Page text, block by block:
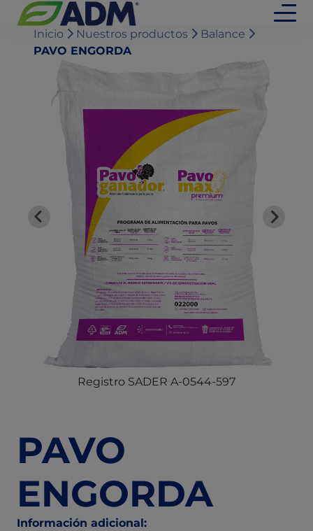
Inicio Nuestros productos
Balance
PAVO ENGORDA
Registro SADER A-0544-597
PAVO
ENGORDA
Información adicional: